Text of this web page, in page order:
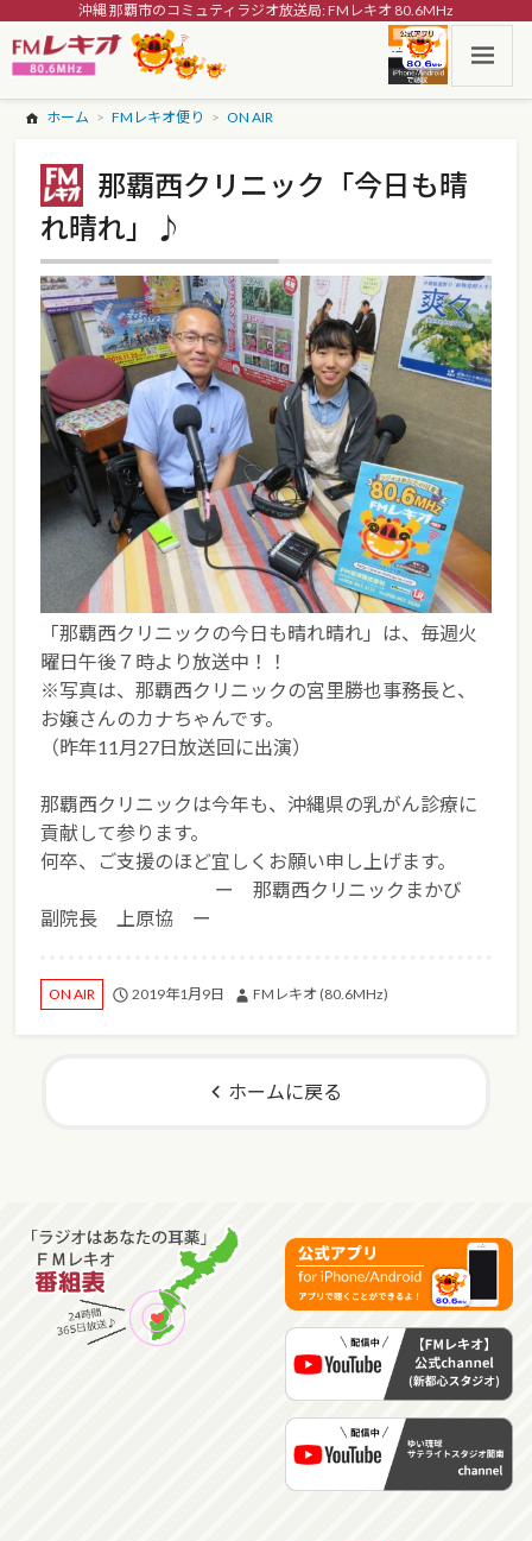
沖縄 那覇市のコミュティラジオ放送局: FMレキオ 80.6MHz
ホーム FMレキオ便り ON AIR
那覇西クリニック「今日も晴
れ晴れ」♪
「那覇西クリニックの今日も晴れ晴れ」は、毎週火
曜日午後７時より放送中！！
※写真は、那覇西クリニックの宮里勝也事務長と、
お嬢さんのカナちゃんです。
（昨年11月27日放送回に出演）
那覇西クリニックは今年も、沖縄県の乳がん診療に
貢献して参ります。
何卒、ご支援のほど宜しくお願い申し上げます。
ー 那覇西クリニックまかび
副院長 上原協 ー
ON AIR 2019年1月9日 FMレキオ (80.6MHz)
ホームに戻る